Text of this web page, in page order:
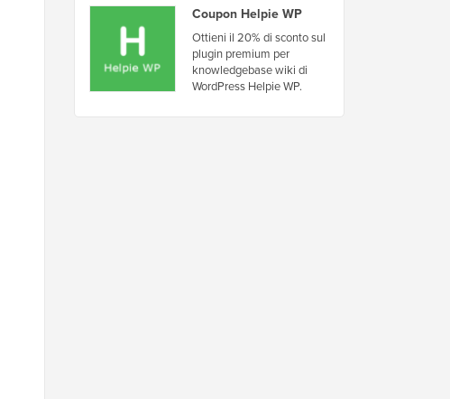
Coupon Helpie WP
Ottieni il 20% di sconto sul
plugin premium per
knowledgebase wiki di
WordPress Helpie WP.